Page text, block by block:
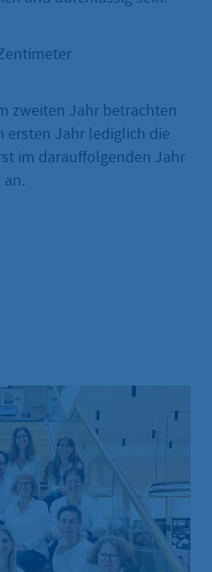
zweiten Jahr betrachten
ersten Jahr lediglich die
im darauffolgenden Jahr